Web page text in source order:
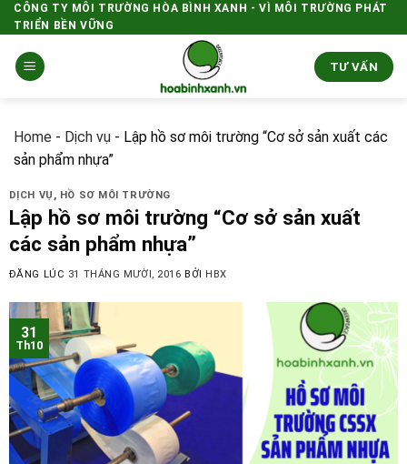
Skip
to
content
CÔNG TY MÔI TRƯỜNG HÒA BÌNH XANH - VÌ MÔI TRƯỜNG PHÁT
TRIỂN BỀN VỮNG
TƯ VẤN
Home - Dịch vụ - Lập hồ sơ môi trường “Cơ sở sản xuất các
sản phẩm nhựa”
DỊCH VỤ , HỒ SƠ MÔI TRƯỜNG
Lập hồ sơ môi trường “Cơ sở sản xuất
các sản phẩm nhựa”
ĐĂNG LÚC 31 THÁNG MƯỜI, 2016 BỞI HBX
31
Th10